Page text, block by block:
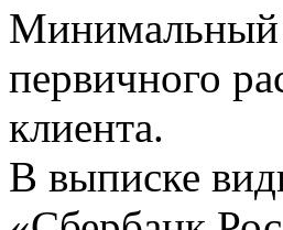
Минимальный
первичного
клиента.
В выписке